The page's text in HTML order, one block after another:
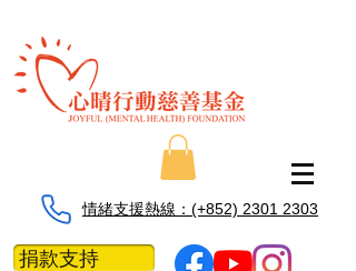
情緒支援熱線：​​(+852) 2301 2303
捐款支持